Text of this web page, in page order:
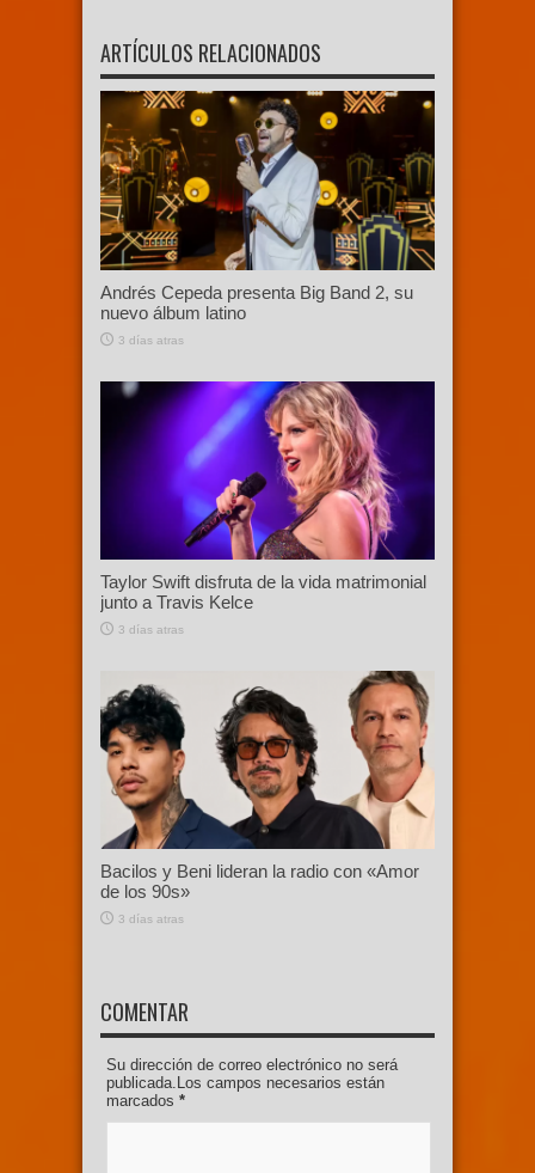
ARTÍCULOS RELACIONADOS
Andrés Cepeda presenta Big Band 2, su
nuevo álbum latino
3 días atras
Taylor Swift disfruta de la vida matrimonial
junto a Travis Kelce
3 días atras
Bacilos y Beni lideran la radio con «Amor
de los 90s»
3 días atras
COMENTAR
Su dirección de correo electrónico no será
publicada.Los campos necesarios están
marcados *